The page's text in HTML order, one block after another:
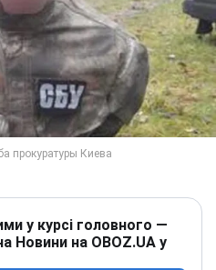
у курсі головного —
Новини на OBOZ.UA у